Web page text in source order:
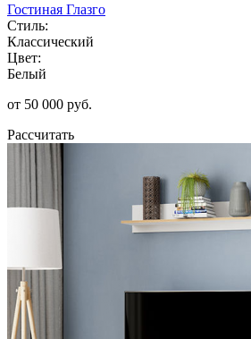
Гостиная Глазго
Стиль:
Классический
Цвет:
Белый
от 50 000 руб.
Рассчитать